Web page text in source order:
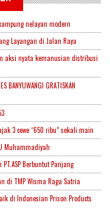
nelayan modern
Layangan di Jalan Raya
aksi nyata kemanusian distribusi
BANYUWANGI GRATISKAN
3 cewe “650 ribu” sekali main
Muhammadiyah
Berbuntut Panjang
di TMP Wisma Raga Satria
di Indonesian Prison Products